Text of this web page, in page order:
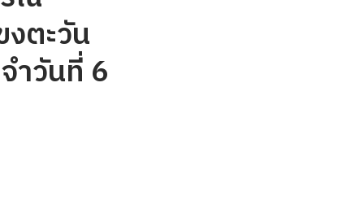
ตะวัน
ำวันที่ 6